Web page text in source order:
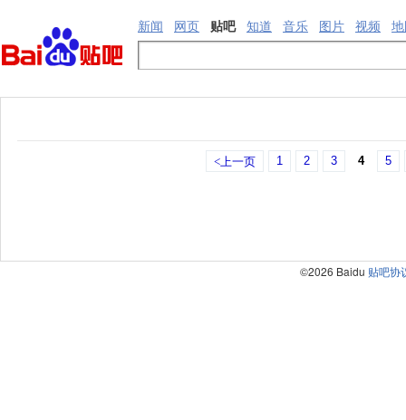
新闻 网页 贴吧 知道 音乐 图片 视频
<上一页 1 2 3 4 5
©2026 Baidu 贴吧协